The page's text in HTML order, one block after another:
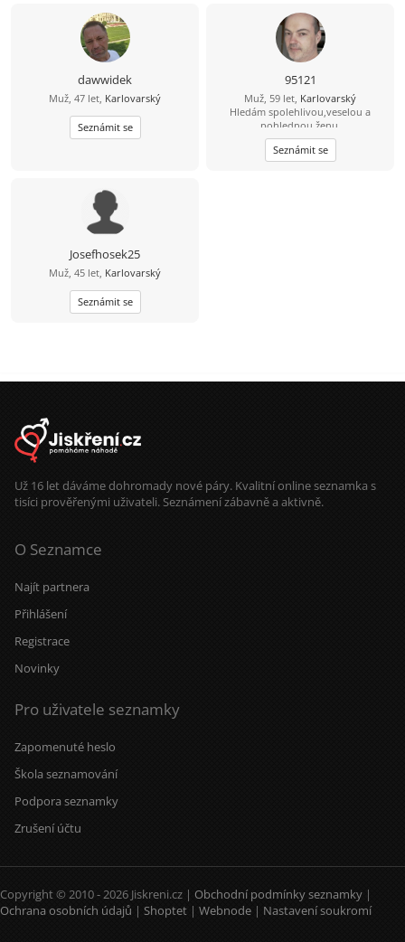
dawwidek
Muž, 47 let, Karlovarský
Seznámit se
95121
Muž, 59 let, Karlovarský
Hledám spolehlivou,veselou a
pohlednou ženu.
Seznámit se
Josefhosek25
Muž, 45 let, Karlovarský
Seznámit se
Už 16 let dáváme dohromady nové páry. Kvalitní online seznamka s
tisíci prověřenými uživateli. Seznámení zábavně a aktivně.
O Seznamce
Najít partnera
Přihlášení
Registrace
Novinky
Pro uživatele seznamky
Zapomenuté heslo
Škola seznamování
Podpora seznamky
Zrušení účtu
Copyright © 2010 - 2026 Jiskreni.cz | Obchodní podmínky seznamky |
Ochrana osobních údajů | Shoptet | Webnode | Nastavení soukromí